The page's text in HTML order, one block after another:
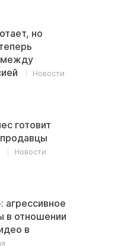
но
между
Новости
готовит
Новости
агрессивное
в отношении
в